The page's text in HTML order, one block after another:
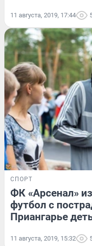
11 августа, 2019, 17:44
СПОРТ
ФК «Арсенал»
футбол с
Приангарье
11 августа, 2019, 15:32